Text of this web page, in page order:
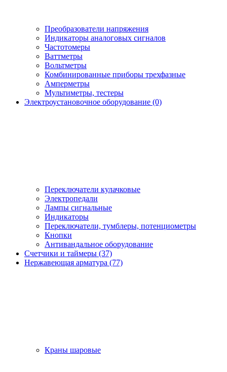
Преобразователи напряжения
Индикаторы аналоговых сигналов
Частотомеры
Ваттметры
Вольтметры
Комбинированные приборы трехфазные
Амперметры
Мультиметры, тестеры
Электроустановочное оборудование (0)
Переключатели кулачковые
Электропедали
Лампы сигнальные
Индикаторы
Переключатели, тумблеры, потенциометры
Кнопки
Антивандальное оборудование
Счетчики и таймеры (37)
Нержавеющая арматура (77)
Краны шаровые